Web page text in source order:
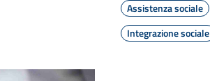
Assistenza sociale
Integrazione sociale